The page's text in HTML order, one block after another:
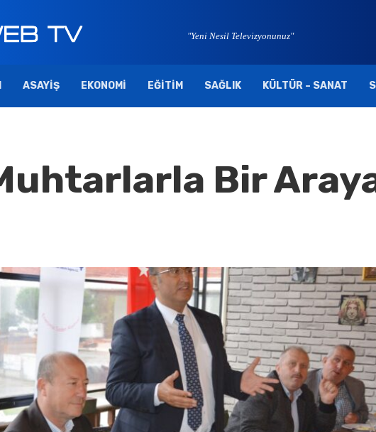
"Yeni Nesil Televizyonunuz"
ASAYIŞ EKONOMI EĞITIM SAĞLIK KÜLTÜR – SANAT
Bir